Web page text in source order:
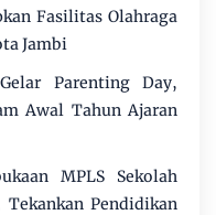
Fasilitas Olahraga
Jambi
Parenting Day,
Awal Tahun Ajaran
MPLS Sekolah
Pendidikan